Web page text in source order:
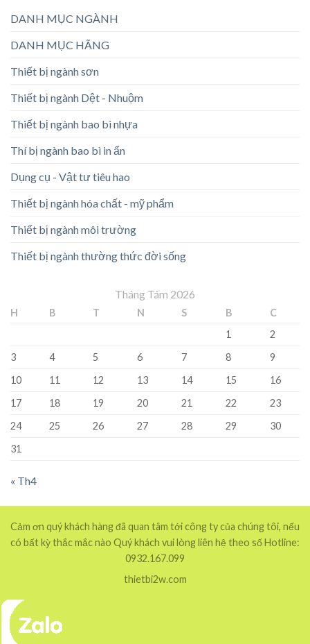
DANH MỤC NGÀNH
DANH MỤC HÃNG
Thiết bị ngành sơn
Thiết bị ngành Dệt - Nhuộm
Thiết bị ngành bao bì nhựa
Thí bị ngành bao bì in ấn
Dụng cụ - Vật tư tiêu hao
Thiết bị ngành hóa chất - mỹ phẩm
Thiết bị ngành môi trường
Thiết bị ngành thường thức đời sống
Tháng Tám 2026
H B T N S B
C
1
2
3
4 5 6 7 8
9
10
11 12 13 14 15
16
17
18 19 20 21 22
23
24
25 26 27 28 29
30
31
« Th4
Cảm ơn quý khách hàng đã quan tâm tới công ty của chúng tôi, nếu
có bất kỳ thắc mắc nào Quý khách vui lòng liên hệ theo số Hotline:
0932.167.099
thietbi2w.com